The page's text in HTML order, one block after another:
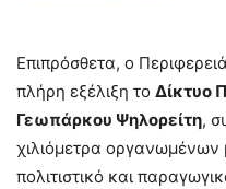
Επιπρόσθετα, ο
πλήρη εξέλιξη το Δίκτυο
Γεωπάρκου Ψηλορείτη,
χιλιόμετρα οργανωμένων
πολιτιστικό και